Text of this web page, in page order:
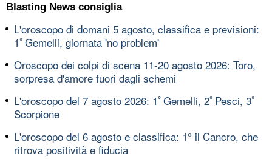
Blasting News consiglia
L'oroscopo di domani 5 agosto, classifica e previsioni:
1ﾟGemelli, giornata 'no problem'
Oroscopo dei colpi di scena 11-20 agosto 2026: Toro,
sorpresa d'amore fuori dagli schemi
L'oroscopo del 7 agosto 2026: 1ﾟGemelli, 2ﾟPesci, 3ﾟ
Scorpione
L'oroscopo del 6 agosto e classifica: 1° il Cancro, che
ritrova positività e fiducia